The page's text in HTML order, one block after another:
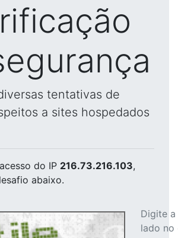
tentativas de
a sites hospedados
do IP 216.73.216.103,
abaixo.
Digite
lado no